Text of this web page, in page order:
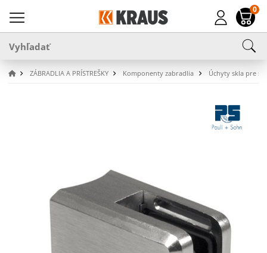
0
ZÁBRADLIA A PRÍSTREŠKY Komponenty zabradlia Úchyty skla pre